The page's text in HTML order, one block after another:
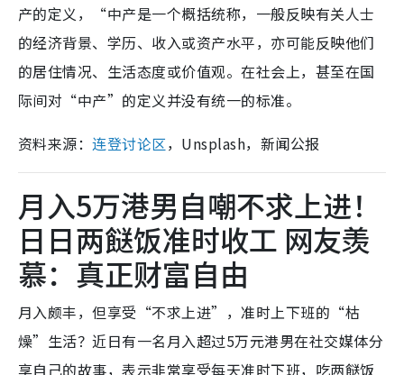
产的定义，“中产是一个概括统称，一般反映有关人士
的经济背景、学历、收入或资产水平，亦可能反映他们
的居住情况、生活态度或价值观。在社会上，甚至在国
际间对“中产”的定义并没有统一的标准。
资料来源：连登讨论区，Unsplash，新闻公报
月入5万港男自嘲不求上进！
日日两餸饭准时收工 网友羡
慕：真正财富自由
月入颇丰，但享受“不求上进”，准时上下班的“枯
燥”生活？近日有一名月入超过5万元港男在社交媒体分
享自己的故事，表示非常享受每天准时下班，吃两餸饭